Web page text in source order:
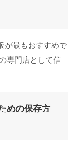
が最もおすすめで
専門店として信
めの保存方